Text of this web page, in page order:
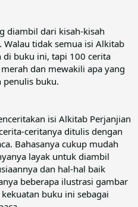
diambil dari kisah-kisah
tidak semua isi Alkitab
di buku ini, tapi 100 cerita
dan mewakili apa yang
buku.
isi Alkitab Perjanjian
ceritanya ditulis dengan
Bahasanya cukup mudah
layak untuk diambil
dan hal-hal baik
beberapa ilustrasi gambar
buku ini sebagai